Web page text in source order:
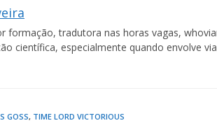
formação, tradutora nas horas vagas,
científica, especialmente quando envolve
GOSS, TIME LORD VICTORIOUS